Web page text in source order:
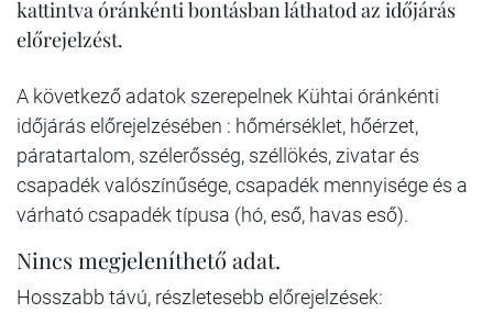
kattintva óránkénti bontásban láthatod az időjárás
előrejelzést.
A következő adatok szerepelnek Kühtai óránkénti
időjárás előrejelzésében : hőmérséklet, hőérzet,
páratartalom, szélerősség, széllökés, zivatar és
csapadék valószínűsége, csapadék mennyisége és a
várható csapadék típusa (hó, eső, havas eső).
Nincs megjeleníthető adat.
Hosszabb távú, részletesebb előrejelzések: